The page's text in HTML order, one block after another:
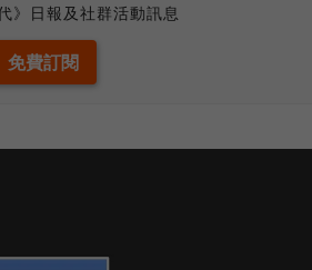
》日報及社群活動訊息